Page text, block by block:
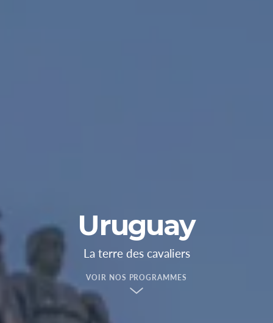
Uruguay
La terre des cavaliers
VOIR NOS PROGRAMMES